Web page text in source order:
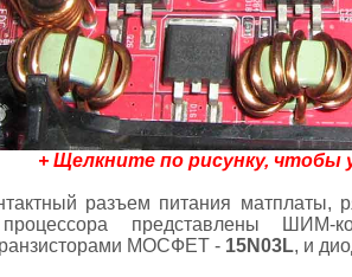
+ Щелкните по рисунку, чтобы
разъем питания матплаты,
представлены ШИМ-
МОСФЕТ - 15N03L, и